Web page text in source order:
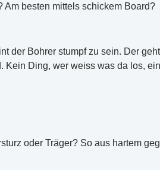
besten mittels schickem Board?
der Bohrer stumpf zu sein. Der
Kein Ding, wer weiss was da los,
oder Träger? So aus hartem